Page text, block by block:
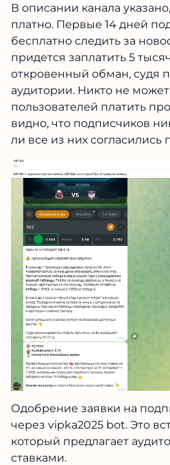
В описании канала
платно. Первые 14 дней
бесплатно следить за
придется заплатить 5
откровенный обман, судя
аудитории. Никто не может
пользователей платить
видно, что подписчиков
ли все из них согласились
Одобрение заявки на
через vipka2025 bot. Это
который предлагает
ставками.